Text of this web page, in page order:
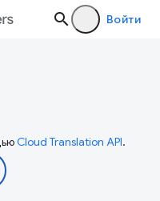
Войти
Cloud Translation API.